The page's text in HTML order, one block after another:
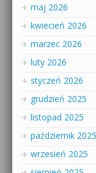
maj 2026
kwiecień 2026
marzec 2026
luty 2026
styczeń 2026
grudzień 2025
listopad 2025
październik 2025
wrzesień 2025